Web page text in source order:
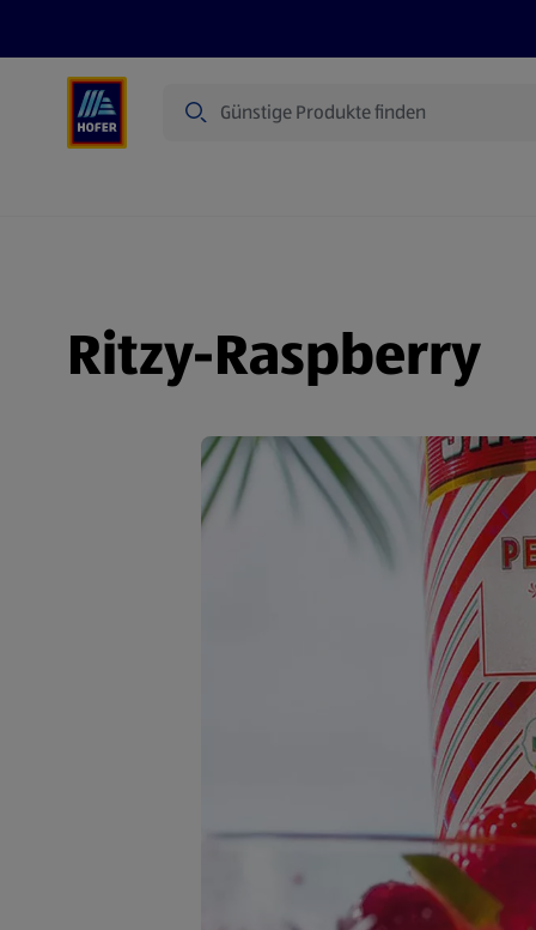
Ritzy-Raspberry